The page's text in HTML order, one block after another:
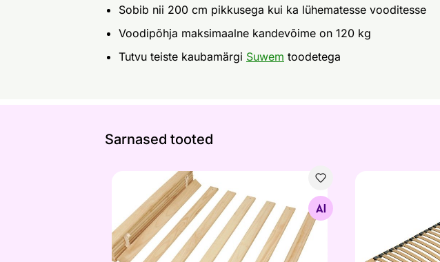
Sobib nii 200 cm pikkusega kui ka lühematesse vooditesse
Voodipõhja maksimaalne kandevõime on 120 kg
Tutvu teiste kaubamärgi Suwem toodetega
Sarnased tooted
Voodipõhi 140x200 cm
Otsi sarnaseid